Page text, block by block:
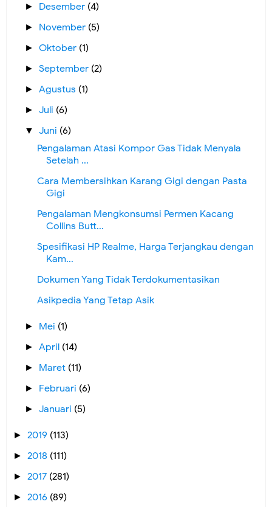
► Desember (4)
► November (5)
►Oktober (1)
►September (2)
►Agustus (1)
►Juli (6)
▼Juni (6)
Pengalaman Atasi Kompor Gas Tidak Menyala
Setelah ...
Cara Membersihkan Karang Gigi dengan Pasta
Gigi
Pengalaman Mengkonsumsi Permen Kacang
Collins Butt...
Spesifikasi HP Realme, Harga Terjangkau dengan
Kam...
Dokumen Yang Tidak Terdokumentasikan
Asikpedia Yang Tetap Asik
► Mei (1)
►April (14)
► Maret (11)
► Februari (6)
►Januari (5)
► 2019 (113)
► 2018 (111)
► 2017 (281)
► 2016 (89)